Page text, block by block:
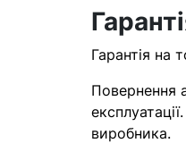
Гарантія на
Повернення
виробника.